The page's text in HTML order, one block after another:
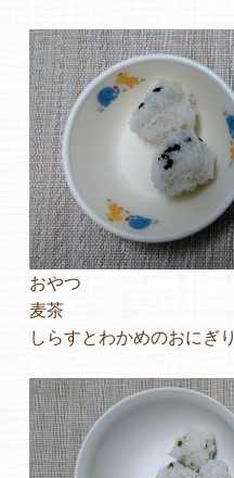
おやつ
麦茶
しらすとわかめのおにぎり